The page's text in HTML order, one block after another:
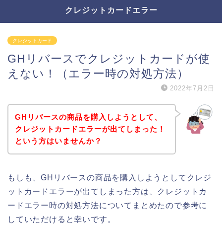
クレジットカードエラー
クレジットカード
GHリバースでクレジットカードが使
えない！（エラー時の対処方法）
2022年7月2日
GHリバースの商品を購入しようとして、
クレジットカードエラーが出てしまった！
という方はいませんか？
もしも、GHリバースの商品を購入しようとしてクレジ
ットカードエラーが出てしまった方は、クレジットカ
ードエラー時の対処方法についてまとめたので参考に
していただけると幸いです。